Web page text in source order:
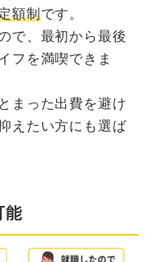
額制です。
で、最初から最後
フを満喫できま
まった出費を避け
えたい方にも選ば
能